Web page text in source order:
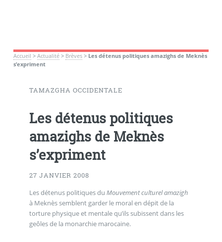
Accueil > Actualité> Brèves> Les détenus politiques amazighs de Meknès
s’expriment
TAMAZGHA OCCIDENTALE
Les détenus politiques
amazighs de Meknès
s’expriment
27 JANVIER 2008
Les détenus politiques du Mouvement culturel amazigh
à Meknès semblent garder le moral en dépit de la
torture physique et mentale qu’ils subissent dans les
geôles de la monarchie marocaine.